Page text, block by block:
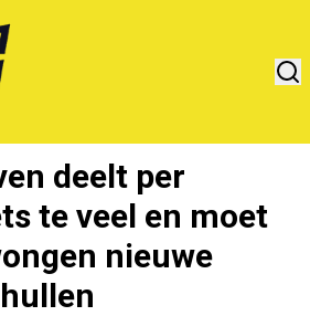
deelt per
te veel en moet
nieuwe